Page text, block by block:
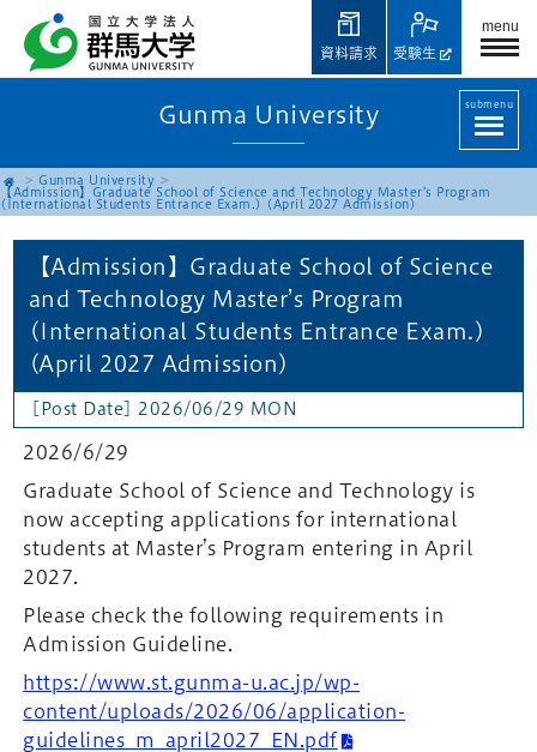
menu
受験生
資料請求
Gunma University submenu
Gunma University
【Admission】Graduate School of Science and Technology Master’s Program
(International Students Entrance Exam.) (April 2027 Admission)
【Admission】Graduate School of Science
and Technology Master’s Program
(International Students Entrance Exam.)
(April 2027 Admission)
[Post Date] 2026/06/29 MON
2026/6/29
Graduate School of Science and Technology is
now accepting applications for international
students at Master’s Program entering in April
2027.
Please check the following requirements in
Admission Guideline.
https://www.st.gunma-u.ac.jp/wp-
content/uploads/2026/06/application-
guidelines_m_april2027_EN.pdf